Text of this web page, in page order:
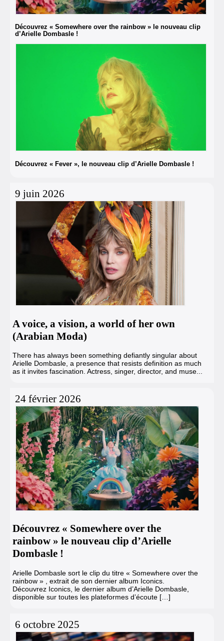
Découvrez « Somewhere over the rainbow » le nouveau clip
d’Arielle Dombasle !
Découvrez « Fever », le nouveau clip d’Arielle Dombasle !
9 juin 2026
A voice, a vision, a world of her own
(Arabian Moda)
There has always been something defiantly singular about
Arielle Dombasle, a presence that resists definition as much
as it invites fascination. Actress, singer, director, and muse...
24 février 2026
Découvrez « Somewhere over the
rainbow » le nouveau clip d’Arielle
Dombasle !
Arielle Dombasle sort le clip du titre « Somewhere over the
rainbow » , extrait de son dernier album Iconics.
Découvrez Iconics, le dernier album d’Arielle Dombasle,
disponible sur toutes les plateformes d’écoute […]
6 octobre 2025